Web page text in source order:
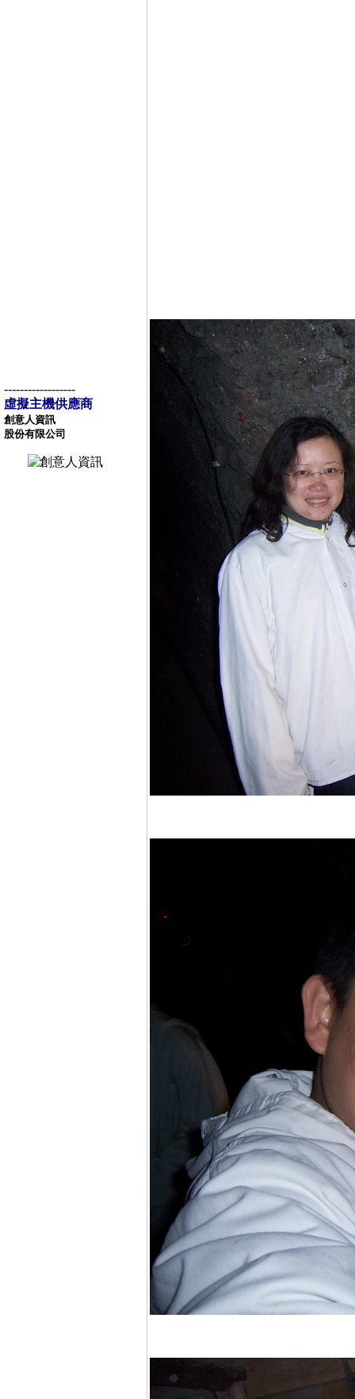
------------------
虛擬主機供應商
創意人資訊
股份有限公司